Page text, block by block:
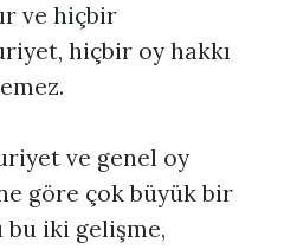
ve hiçbir
hiçbir oy hakkı
ve genel oy
göre çok büyük bir
iki gelişme,